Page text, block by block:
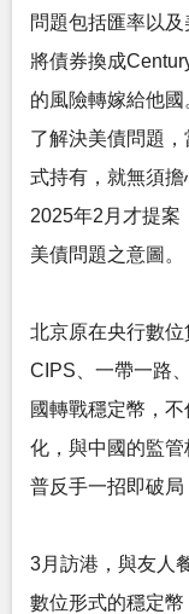
問題包括匯率以
將債券換成
的風險轉嫁給他
了解決美債問題
式持有，就無須
2025年2月才提案
美債問題之意圖。
北京原在央行數位
CIPS、一帶一路
國轉戰穩定幣，
化，與中國的監管
普反手一招即破局
3月訪港，與友人
數位形式的穩定